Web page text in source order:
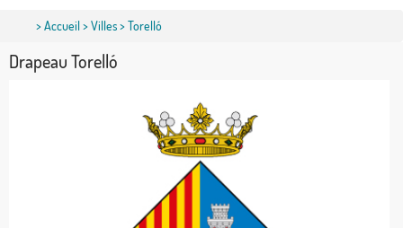
>Accueil>Villes> Torelló
Drapeau Torelló